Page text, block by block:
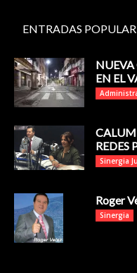
ENTRADAS
NUEVA
EN EL
REDES
Sinergia
Roger
Sinergia